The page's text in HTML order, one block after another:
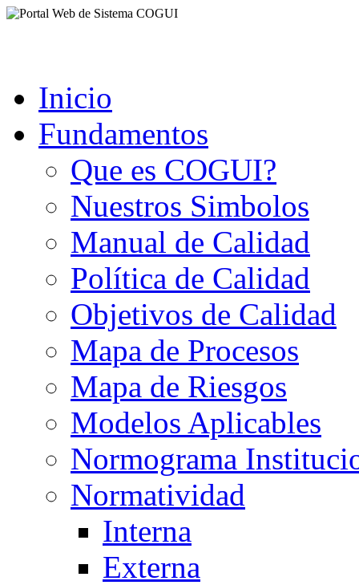
Inicio
Fundamentos
Que es COGUI?
Nuestros Simbolos
Manual de Calidad
Política de Calidad
Objetivos de Calidad
Mapa de Procesos
Mapa de Riesgos
Modelos Aplicables
Normograma
Normatividad
Interna
Externa